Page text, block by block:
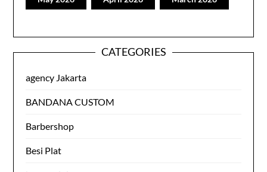
CATEGORIES
agency Jakarta
BANDANA CUSTOM
Barbershop
Besi Plat